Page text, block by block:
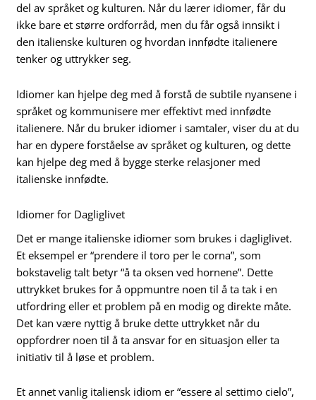
del av språket og kulturen. Når du lærer idiomer, får du
ikke bare et større ordforråd, men du får også innsikt i
den italienske kulturen og hvordan innfødte italienere
tenker og uttrykker seg.
Idiomer kan hjelpe deg med å forstå de subtile nyansene i
språket og kommunisere mer effektivt med innfødte
italienere. Når du bruker idiomer i samtaler, viser du at du
har en dypere forståelse av språket og kulturen, og dette
kan hjelpe deg med å bygge sterke relasjoner med
italienske innfødte.
Idiomer for Dagliglivet
Det er mange italienske idiomer som brukes i dagliglivet.
Et eksempel er “prendere il toro per le corna”, som
bokstavelig talt betyr “å ta oksen ved hornene”. Dette
uttrykket brukes for å oppmuntre noen til å ta tak i en
utfordring eller et problem på en modig og direkte måte.
Det kan være nyttig å bruke dette uttrykket når du
oppfordrer noen til å ta ansvar for en situasjon eller ta
initiativ til å løse et problem.
Et annet vanlig italiensk idiom er “essere al settimo cielo”,